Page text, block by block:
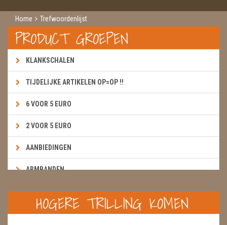
Home Trefwoordenlijst
PRODUCT GROEPEN
KLANKSCHALEN
TIJDELIJKE ARTIKELEN OP=OP !!
6 VOOR 5 EURO
2 VOOR 5 EURO
AANBIEDINGEN
ARMBANDEN
BOEKEN & KAARTEN E.A.R.T.H.
BOLLEN
HOGERE TRILLING KOMEN